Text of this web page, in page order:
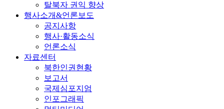
탈북자 권익 향상
행사소개&언론보도
공지사항
행사·활동소식
언론소식
자료센터
북한인권현황
보고서
국제심포지엄
인포그래픽